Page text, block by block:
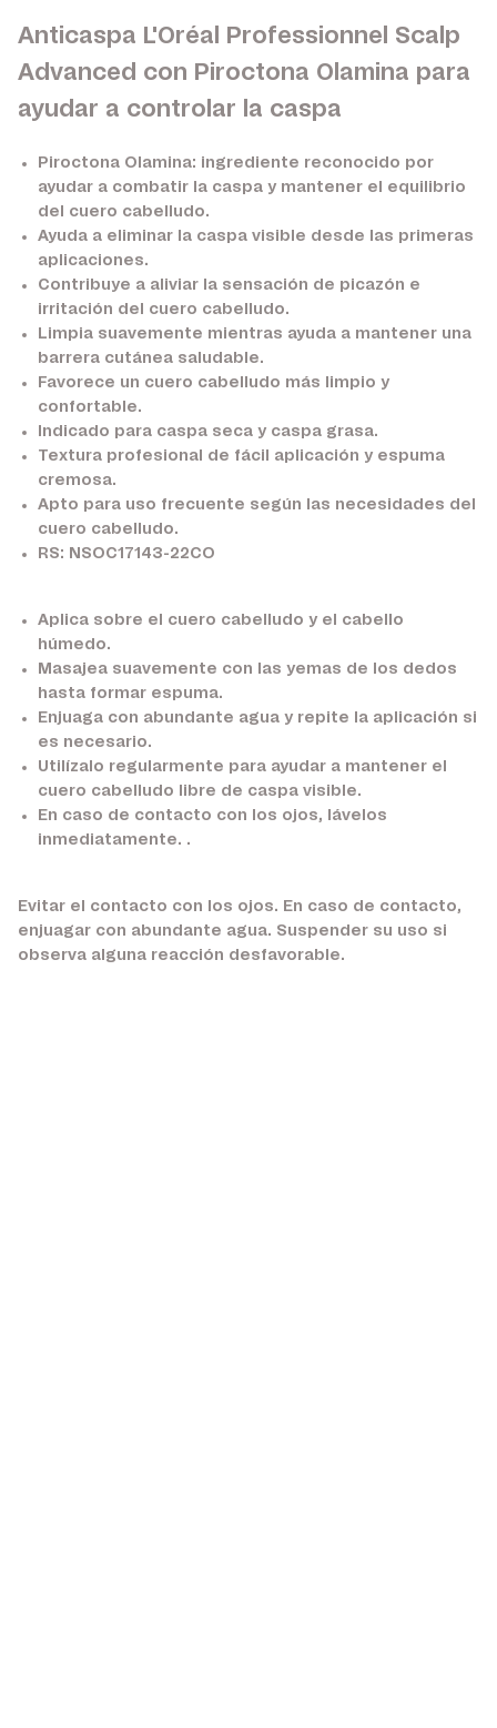
Anticaspa L'Oréal Professionnel Scalp
Advanced con Piroctona Olamina para
ayudar a controlar la caspa
Piroctona Olamina: ingrediente reconocido por
ayudar a combatir la caspa y mantener el equilibrio
del cuero cabelludo.
Ayuda a eliminar la caspa visible desde las primeras
aplicaciones.
Contribuye a aliviar la sensación de picazón e
irritación del cuero cabelludo.
Limpia suavemente mientras ayuda a mantener una
barrera cutánea saludable.
Favorece un cuero cabelludo más limpio y
confortable.
Indicado para caspa seca y caspa grasa.
Textura profesional de fácil aplicación y espuma
cremosa.
Apto para uso frecuente según las necesidades del
cuero cabelludo.
RS: NSOC17143-22CO
Aplica sobre el cuero cabelludo y el cabello
húmedo.
Masajea suavemente con las yemas de los dedos
hasta formar espuma.
Enjuaga con abundante agua y repite la aplicación si
es necesario.
Utilízalo regularmente para ayudar a mantener el
cuero cabelludo libre de caspa visible.
En caso de contacto con los ojos, lávelos
inmediatamente. .
Evitar el contacto con los ojos. En caso de contacto,
enjuagar con abundante agua. Suspender su uso si
observa alguna reacción desfavorable.